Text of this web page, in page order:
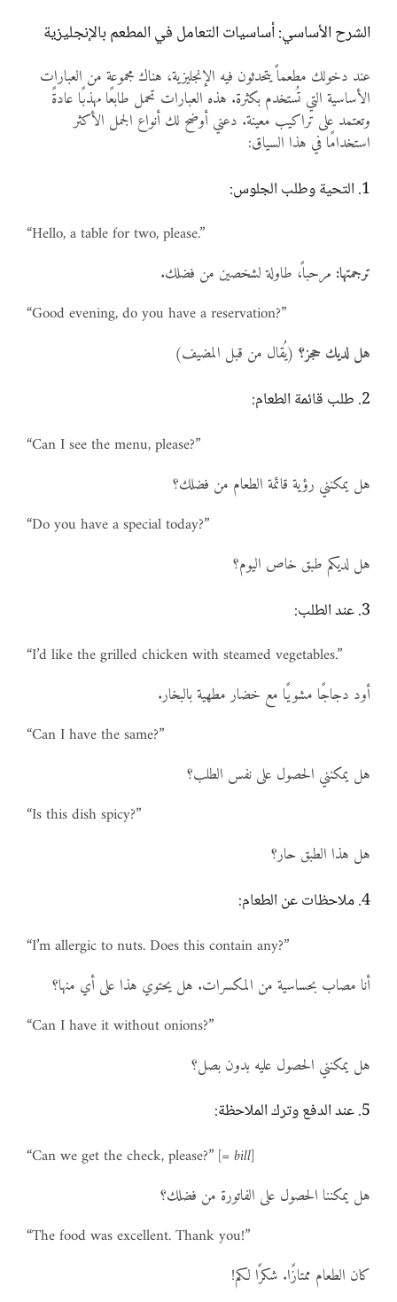
الشرح الأساسي: أساسيات التعامل في المطعم بالإنجليزية
عند دخولك مطعماً يتحدثون فيه الإنجليزية، هناك مجموعة من العبارات
الأساسية التي تُستخدم بكثرة. هذه العبارات تحمل طابعًا مهذبًا عادةً
وتعتمد على تراكيب معينة. دعني أوضح لك أنواع الجمل الأكثر
استخدامًا في هذا السياق:
1. التحية وطلب الجلوس:
“Hello, a table for two, please.”
ترجمتها: مرحباً، طاولة لشخصين من فضلك.
“Good evening, do you have a reservation?”
هل لديك حجز؟(يُقال من قبل المضيف)
2. طلب قائمة الطعام:
“Can I see the menu, please?”
هل يمكنني رؤية قائمة الطعام من فضلك؟
“Do you have a special today?”
هل لديكم طبق خاص اليوم؟
3. عند الطلب:
“I’d like the grilled chicken with steamed vegetables.”
أود دجاجًا مشويًا مع خضار مطهية بالبخار.
“Can I have the same?”
هل يمكنني الحصول على نفس الطلب؟
“Is this dish spicy?”
هل هذا الطبق حار؟
4. ملاحظات عن الطعام:
“I’m allergic to nuts. Does this contain any?”
أنا مصاب بحساسية من المكسرات. هل يحتوي هذا على أي منها؟
“Can I have it without onions?”
هل يمكنني الحصول عليه بدون بصل؟
5. عند الدفع وترك الملاحظة:
“Can we get the check, please?” [= bill]
هل يمكننا الحصول على الفاتورة من فضلك؟
“The food was excellent. Thank you!”
كان الطعام ممتازًا. شكرًا لكم!